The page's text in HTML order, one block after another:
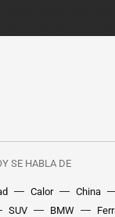
SE HABLA DE
Calor China
SUV BMW